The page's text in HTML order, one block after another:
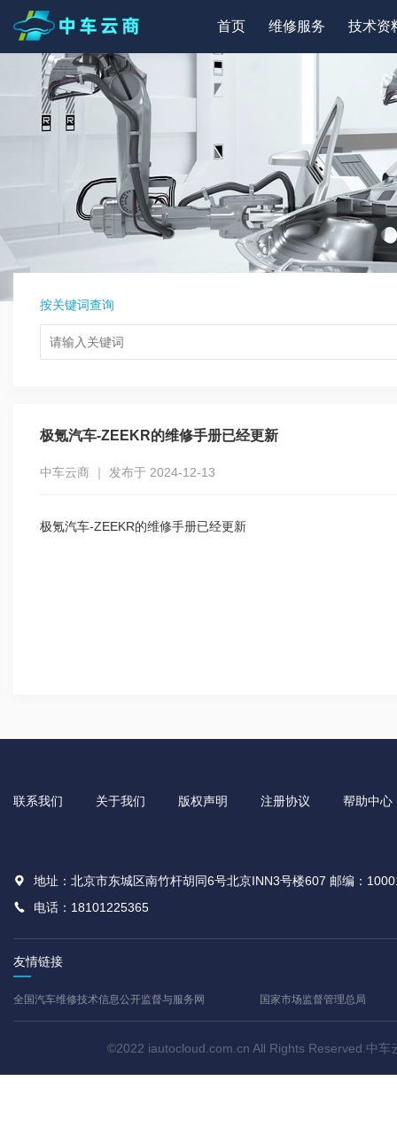
首页 维修服务 技术资
按关键词查询
极氪汽车-ZEEKR的维修手册已经更新
中车云商 ｜ 发布于 2024-12-13
极氪汽车-ZEEKR的维修手册已经更新
联系我们 关于我们 版权声明 注册协议 帮助中心
地址：北京市东城区南竹杆胡同6号北京INN3号楼607 邮编：
电话：18101225365
友情链接
全国汽车维修技术信息公开监督与服务网 国家市场监督管理总局
©2022 iautocloud.com.cn All Rights Reserved.中